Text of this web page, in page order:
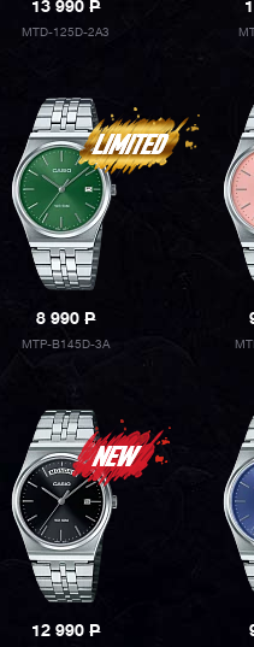
13 990P
MTD-125D-2A3
8 990P
MTP-B145D-3A
12 990P